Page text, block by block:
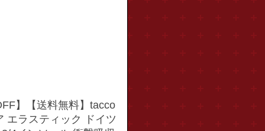
】【送料無料】tacco
エラスティック ドイツ